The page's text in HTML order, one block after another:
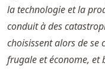
la technologie et la
conduit à des
choisissent alors de se
frugale et économe, et